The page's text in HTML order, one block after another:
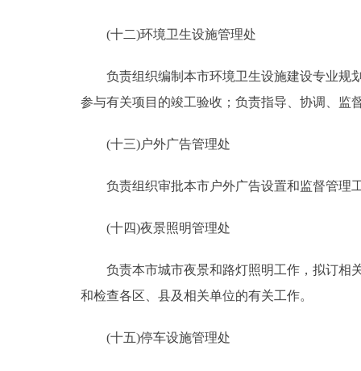
(十二)环境卫生设施管理处
负责组织编制本市环境卫生设施建设专业规划
参与有关项目的竣工验收；负责指导、协调、监
(十三)户外广告管理处
负责组织审批本市户外广告设置和监督管理
(十四)夜景照明管理处
负责本市城市夜景和路灯照明工作，拟订相关
和检查各区、县及相关单位的有关工作。
(十五)停车设施管理处